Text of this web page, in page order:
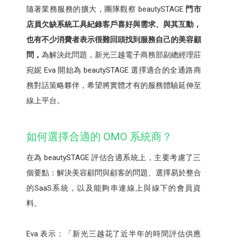
隨著業務服務的擴大，團隊觀察 beautySTAGE 門市
店員欠缺系統工具紀錄客戶喜好與需求、與其互動，
也有不少消費者表示很難回頭找到服務自己的美容顧
問， 為解決此問題，新光三越電子商務部副總經理莊
宛妮 Eva 開始為 beautySTAGE 選擇適合的全通路商
務對話策略夥伴，希望將實體才有的服務體驗延伸至
線上平台。
如何選擇合適的 OMO 系統商？
在為 beautySTAGE 評估合適系統上，主要考慮了三
個要點：解決美容顧問與顧客的問題、選擇易於整合
的SaaS系統，以及能夠串連線上與線下的會員資
料。
Eva 表示：「新光三越花了近半年的時間評估供應